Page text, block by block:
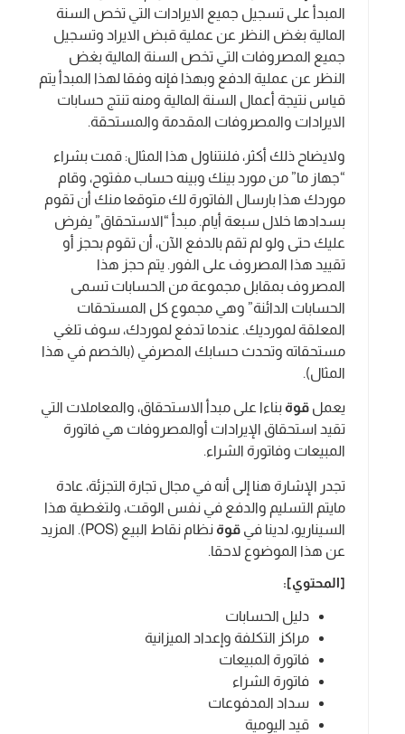
المبدأ على تسجيل جميع الايرادات التي تخص السنة
المالية بغض النظر عن عملية قبض الايراد وتسجيل
جميع المصروفات التي تخص السنة المالية بغض
النظر عن عملية الدفع وبهذا فإنه وفقا لهذا المبدأ يتم
قياس نتيجة أعمال السنة المالية ومنه تنتج حسابات
الايرادات والمصروفات المقدمة والمستحقة.
ولايضاح ذلك أكثر، فلنتناول هذا المثال: قمت بشراء
“جهاز ما” من مورد بينك وبينه حساب مفتوح، وقام
موردك هذا بارسال الفاتورة لك متوقعا منك أن تقوم
بسدادها خلال سبعة أيام. مبدأ “الاستحقاق” يفرض
عليك حتى ولو لم تقم بالدفع الآن، أن تقوم بحجز أو
تقييد هذا المصروف على الفور. يتم حجز هذا
المصروف بمقابل مجموعة من الحسابات تسمى
الحسابات الدائنة” وهي مجموع كل المستحقات
المعلقة لمورديك. عندما تدفع لموردك، سوف تلغي
مستحقاته وتحدث حسابك المصرفي (بالخصم في هذا
المثال).
يعمل قوة بناءا على مبدأ الاستحقاق، والمعاملات التي
تقيد استحقاق الإيرادات أوالمصروفات هي فاتورة
المبيعات وفاتورة الشراء.
تجدر الإشارة هنا إلى أنه في مجال تجارة التجزئة، عادة
مايتم التسليم والدفع في نفس الوقت، ولتغطية هذا
السيناريو، لدينا في قوة
نظام نقاط البيع (POS). المزيد
عن هذا الموضوع لاحقا.
[المحتوي]:
دليل الحسابات
مراكز التكلفة وإعداد الميزانية
فاتورة المبيعات
فاتورة الشراء
سداد المدفوعات
قيد اليومية